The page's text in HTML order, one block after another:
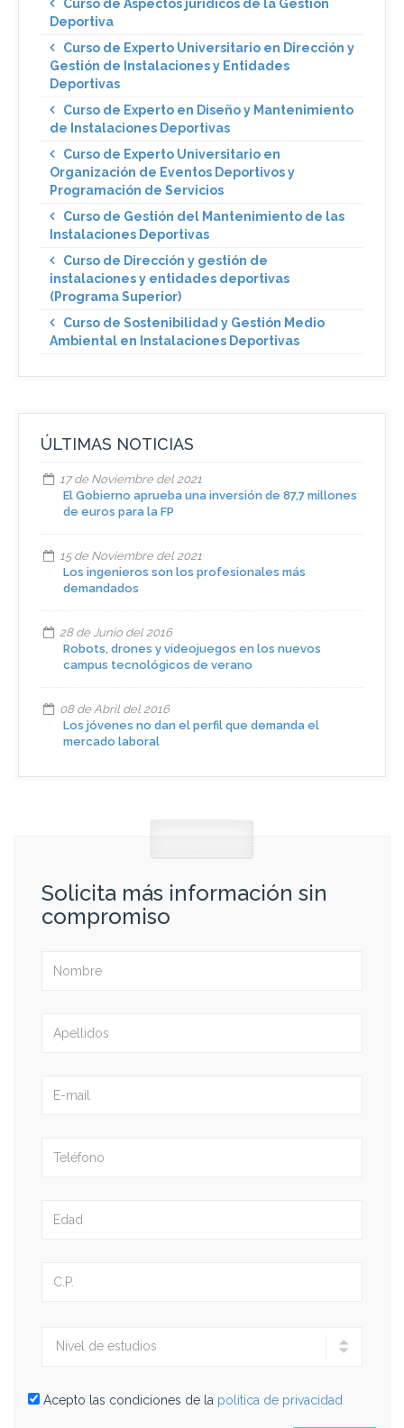
Curso de Aspectos jurídicos de la Gestión
Deportiva
Curso de Experto Universitario en Dirección y
Gestión de Instalaciones y Entidades
Deportivas
Curso de Experto en Diseño y Mantenimiento
de Instalaciones Deportivas
Curso de Experto Universitario en
Organización de Eventos Deportivos y
Programación de Servicios
Curso de Gestión del Mantenimiento de las
Instalaciones Deportivas
Curso de Dirección y gestión de
instalaciones y entidades deportivas
(Programa Superior)
Curso de Sostenibilidad y Gestión Medio
Ambiental en Instalaciones Deportivas
ÚLTIMAS NOTICIAS
17 de Noviembre del 2021
El Gobierno aprueba una inversión de 87,7 millones
de euros para la FP
15 de Noviembre del 2021
Los ingenieros son los profesionales más
demandados
28 de Junio del 2016
Robots, drones y videojuegos en los nuevos
campus tecnológicos de verano
08 de Abril del 2016
Los jóvenes no dan el perfil que demanda el
mercado laboral
Solicita más información sin
compromiso
Acepto las condiciones de la politica de privacidad